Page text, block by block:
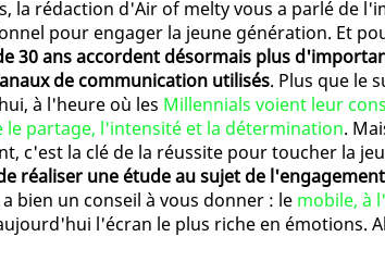
la rédaction d'Air of melty vous a parlé de
pour engager la jeune génération. Et
30 ans accordent désormais plus
de communication utilisés. Plus que le
à l'heure où les Millennials voient leur
le partage, l'intensité et la détermination.
c'est la clé de la réussite pour toucher la
réaliser une étude au sujet de
a bien un conseil à vous donner : le mobile, à
l'écran le plus riche en émotions.